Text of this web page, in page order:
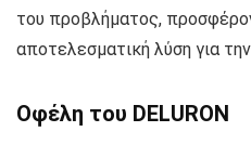
του προβλήματος,
αποτελεσματική λύση για
Οφέλη του DELURON